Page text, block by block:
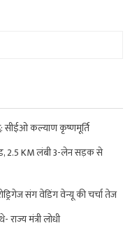
सीईओ कल्याण कृष्णमूर्ति
2.5 KM लंबी 3-लेन सड़क से
संग वेडिंग वेन्यू की चर्चा तेज
मंत्री लोधी